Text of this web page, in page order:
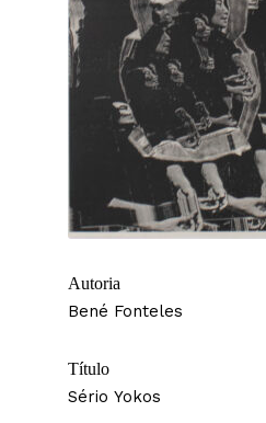
Autoria
Bené Fonteles
Título
Sério Yokos